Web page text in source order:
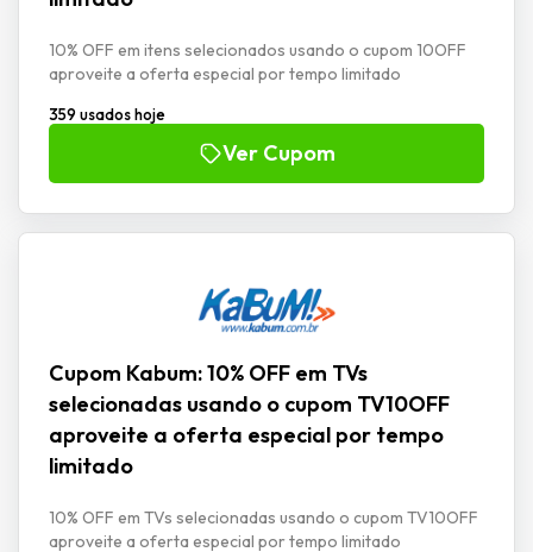
10% OFF em itens selecionados usando o cupom 10OFF
aproveite a oferta especial por tempo limitado
359 usados hoje
Ver Cupom
Cupom Kabum: 10% OFF em TVs
selecionadas usando o cupom TV10OFF
aproveite a oferta especial por tempo
limitado
10% OFF em TVs selecionadas usando o cupom TV10OFF
aproveite a oferta especial por tempo limitado